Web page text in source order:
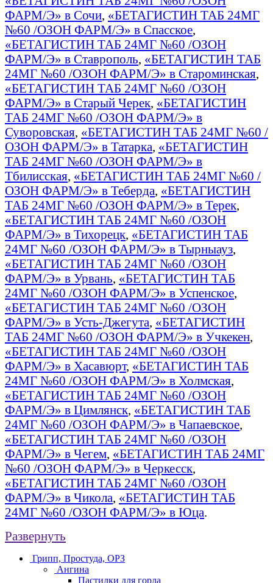
ФАРМ/Э» в Сочи, «БЕТАГИСТИН ТАБ 24МГ
№60 /ОЗОН ФАРМ/Э» в Спасское,
«БЕТАГИСТИН ТАБ 24МГ №60 /ОЗОН
ФАРМ/Э» в Ставрополь, «БЕТАГИСТИН ТАБ
24МГ №60 /ОЗОН ФАРМ/Э» в Староминская,
«БЕТАГИСТИН ТАБ 24МГ №60 /ОЗОН
ФАРМ/Э» в Старый Черек, «БЕТАГИСТИН
ТАБ 24МГ №60 /ОЗОН ФАРМ/Э» в
Суворовская, «БЕТАГИСТИН ТАБ 24МГ №60 /
ОЗОН ФАРМ/Э» в Татарка, «БЕТАГИСТИН
ТАБ 24МГ №60 /ОЗОН ФАРМ/Э» в
Тбилисская, «БЕТАГИСТИН ТАБ 24МГ №60 /
ОЗОН ФАРМ/Э» в Теберда, «БЕТАГИСТИН
ТАБ 24МГ №60 /ОЗОН ФАРМ/Э» в Терек,
«БЕТАГИСТИН ТАБ 24МГ №60 /ОЗОН
ФАРМ/Э» в Тихорецк, «БЕТАГИСТИН ТАБ
24МГ №60 /ОЗОН ФАРМ/Э» в Тырныауз,
«БЕТАГИСТИН ТАБ 24МГ №60 /ОЗОН
ФАРМ/Э» в Урвань, «БЕТАГИСТИН ТАБ
24МГ №60 /ОЗОН ФАРМ/Э» в Успенское,
«БЕТАГИСТИН ТАБ 24МГ №60 /ОЗОН
ФАРМ/Э» в Усть-Джегута, «БЕТАГИСТИН
ТАБ 24МГ №60 /ОЗОН ФАРМ/Э» в Учкекен,
«БЕТАГИСТИН ТАБ 24МГ №60 /ОЗОН
ФАРМ/Э» в Хасавюрт, «БЕТАГИСТИН ТАБ
24МГ №60 /ОЗОН ФАРМ/Э» в Холмская,
«БЕТАГИСТИН ТАБ 24МГ №60 /ОЗОН
ФАРМ/Э» в Цимлянск, «БЕТАГИСТИН ТАБ
24МГ №60 /ОЗОН ФАРМ/Э» в Чапаевское,
«БЕТАГИСТИН ТАБ 24МГ №60 /ОЗОН
ФАРМ/Э» в Чегем, «БЕТАГИСТИН ТАБ 24МГ
№60 /ОЗОН ФАРМ/Э» в Черкесск,
«БЕТАГИСТИН ТАБ 24МГ №60 /ОЗОН
ФАРМ/Э» в Чикола, «БЕТАГИСТИН ТАБ
24МГ №60 /ОЗОН ФАРМ/Э» в Юца.
Развернуть
Грипп, Простуда, ОРЗ
Ангина
Пастилки для горла